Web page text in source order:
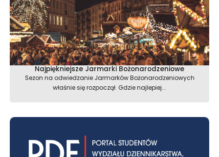
Najpiękniejsze Jarmarki Bożonarodzeniowe
Sezon na odwiedzanie Jarmarków Bożonarodzeniowych
właśnie się rozpoczął. Gdzie najlepiej...